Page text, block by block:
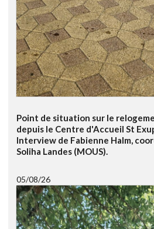
Point de situation sur le
depuis le Centre d'Accueil St
Interview de Fabienne Halm,
Soliha Landes (MOUS).
05/08/26